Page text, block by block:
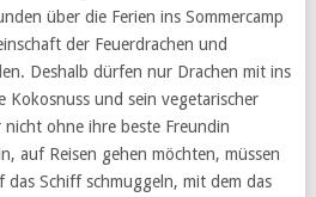
über die Ferien ins Sommercamp
der Feuerdrachen und
Deshalb dürfen nur Drachen mit ins
Kokosnuss und sein vegetarischer
nicht ohne ihre beste Freundin
auf Reisen gehen möchten, müssen
das Schiff schmuggeln, mit dem das